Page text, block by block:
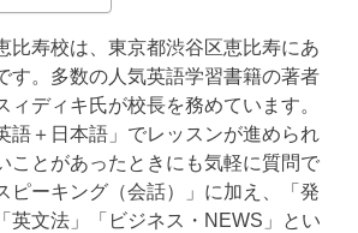
比寿校は、東京都渋谷区恵比寿にあ
す。多数の人気英語学習書籍の著者
ィディキ氏が校長を務めています。
語＋日本語」でレッスンが進められ
ことがあったときにも気軽に質問で
ピーキング（会話）」に加え、「発
英文法」「ビジネス・NEWS」とい